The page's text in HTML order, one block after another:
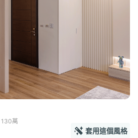
130萬
套用這個風格